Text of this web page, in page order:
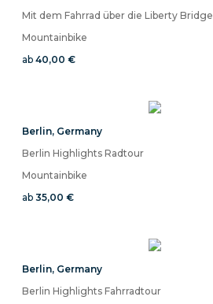
Mit dem Fahrrad über die Liberty Bridge
Mountainbike
ab 40,00 €
Berlin, Germany
Berlin Highlights Radtour
Mountainbike
ab 35,00 €
Berlin, Germany
Berlin Highlights Fahrradtour